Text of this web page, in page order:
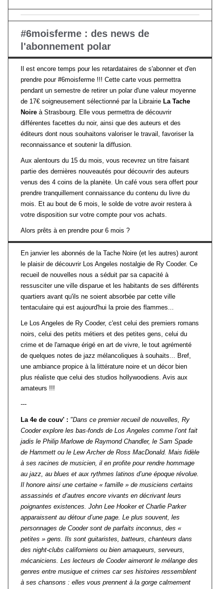
#6moisferme : des news de
l'abonnement polar
Il est encore temps pour les retardataires de s'abonner et d'en
prendre pour #6moisferme !!! Cette carte vous permettra
pendant un semestre de retirer un polar d'une valeur moyenne
de 17€ soigneusement sélectionné par la Librairie La Tache
Noire à Strasbourg. Elle vous permettra de découvrir
différentes facettes du noir, ainsi que des auteurs et des
éditeurs dont nous souhaitons valoriser le travail, favoriser la
reconnaissance et soutenir la diffusion.
Aux alentours du 15 du mois, vous recevrez un titre faisant
partie des dernières nouveautés pour découvrir des auteurs
venus des 4 coins de la planète. Un café vous sera offert pour
prendre tranquillement connaissance du contenu du livre du
mois. Et au bout de 6 mois, le solde de votre avoir restera à
votre disposition sur votre compte pour vos achats.
Alors prêts à en prendre pour 6 mois ?
En janvier les abonnés de la Tache Noire (et les autres) auront
le plaisir de découvrir Los Angeles nostalgie de Ry Cooder. Ce
recueil de nouvelles nous a séduit par sa capacité à
ressusciter une ville disparue et les habitants de ses différents
quartiers avant qu'ils ne soient absorbée par cette ville
tentaculaire qui est aujourd'hui la proie des flammes...
Le Los Angeles de Ry Cooder, c'est celui des premiers romans
noirs, celui des petits métiers et des petites gens, celui du
crime et de l'arnaque érigé en art de vivre, le tout agrémenté
de quelques notes de jazz mélancoliques à souhaits... Bref,
une ambiance propice à la littérature noire et un décor bien
plus réaliste que celui des studios hollywoodiens. Avis aux
amateurs !!!
---
La 4e de couv' : "Dans ce premier recueil de nouvelles, Ry
Cooder explore les bas-fonds de Los Angeles comme l’ont fait
jadis le Philip Marlowe de Raymond Chandler, le Sam Spade
de Hammett ou le Lew Archer de Ross MacDonald. Mais fidèle
à ses racines de musicien, il en profite pour rendre hommage
au jazz, au blues et aux rythmes latinos d’une époque révolue.
Il honore ainsi une certaine « famille » de musiciens certains
assassinés et d’autres encore vivants en décrivant leurs
poignantes existences. John Lee Hooker et Charlie Parker
apparaissent au détour d’une page. Le plus souvent, les
personnages de Cooder sont de parfaits inconnus, des «
petites » gens. Ils sont guitaristes, batteurs, chanteurs dans
des night-clubs californiens ou bien arnaqueurs, serveurs,
mécaniciens. Les lecteurs de Cooder aimeront le mélange des
genres entre musique et crimes car ses histoires ressemblent
à ses chansons : elles vous prennent à la gorge calmement